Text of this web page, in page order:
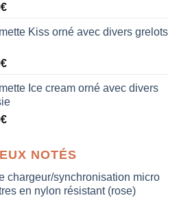
€Le
actuel
19,00€.
Kiss orné avec divers grelots
€Le
actuel
est :
19,00€.
Ice cream orné avec divers
€Le
est :
19,00€.
NOTÉS
chargeur/synchronisation micro
en nylon résistant (rose)